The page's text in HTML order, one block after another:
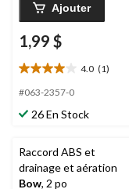
Ajouter
1,99 $
4.0 (1)
4.0
étoile(s)
5.
évaluation
#063-2357-0
26 En Stock
Raccord ABS et
drainage et aération
Bow, 2 po